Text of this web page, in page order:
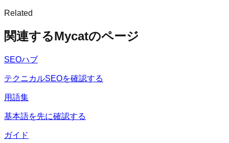
Related
関連するMycatのページ
SEOハブ
テクニカルSEOを確認する
用語集
基本語を先に確認する
ガイド